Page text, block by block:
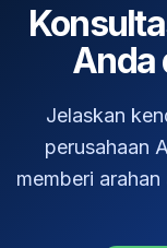
Anda
Jelaskan
perusahaan
memberi